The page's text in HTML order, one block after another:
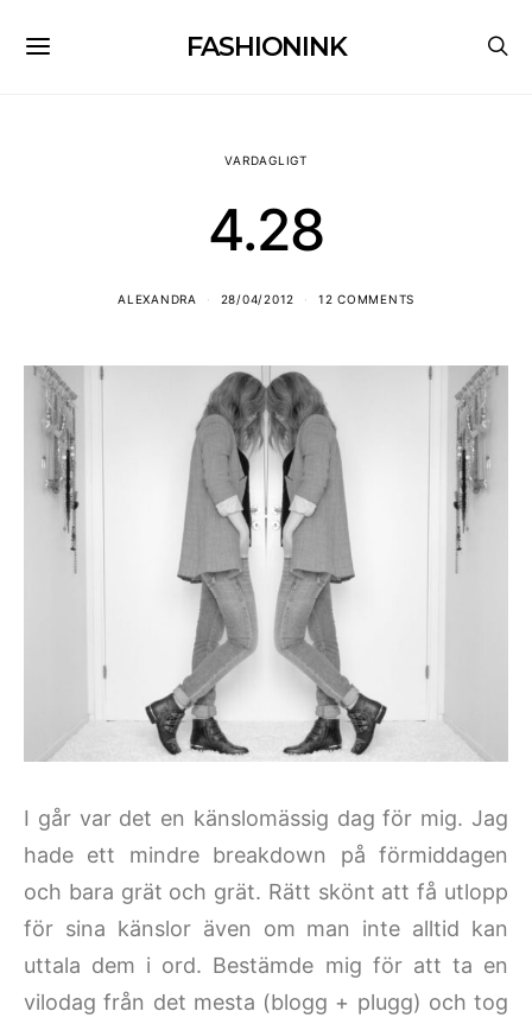
FASHIONINK
VARDAGLIGT
4.28
ALEXANDRA 28/04/2012 12 COMMENTS
I går var det en känslomässig dag för mig. Jag
hade ett mindre breakdown på förmiddagen
och bara grät och grät. Rätt skönt att få utlopp
för sina känslor även om man inte alltid kan
uttala dem i ord. Bestämde mig för att ta en
vilodag från det mesta (blogg + plugg) och tog